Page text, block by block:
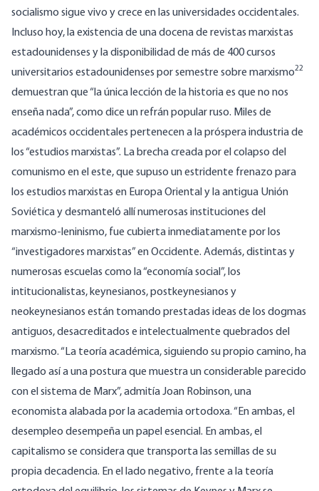
socialismo sigue vivo y crece en las universidades occidentales.
Incluso hoy, la existencia de una docena de revistas marxistas
estadounidenses y la disponibilidad de más de 400 cursos
universitarios estadounidenses por semestre sobre marxismo22
demuestran que “la única lección de la historia es que no nos
enseña nada”, como dice un refrán popular ruso. Miles de
académicos occidentales pertenecen a la próspera industria de
los “estudios marxistas”. La brecha creada por el colapso del
comunismo en el este, que supuso un estridente frenazo para
los estudios marxistas en Europa Oriental y la antigua Unión
Soviética y desmanteló allí numerosas instituciones del
marxismo-leninismo, fue cubierta inmediatamente por los
“investigadores marxistas” en Occidente. Además, distintas y
numerosas escuelas como la “economía social”, los
intitucionalistas, keynesianos, postkeynesianos y
neokeynesianos están tomando prestadas ideas de los dogmas
antiguos, desacreditados e intelectualmente quebrados del
marxismo. “La teoría académica, siguiendo su propio camino, ha
llegado así a una postura que muestra un considerable parecido
con el sistema de Marx”, admitía Joan Robinson, una
economista alabada por la academia ortodoxa. “En ambas, el
desempleo desempeña un papel esencial. En ambas, el
capitalismo se considera que transporta las semillas de su
propia decadencia. En el lado negativo, frente a la teoría